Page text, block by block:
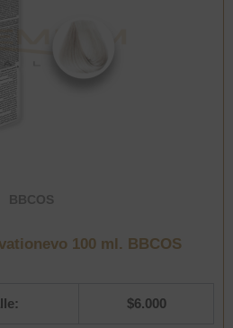
BBCOS
100 ml. BBCOS
$6.000